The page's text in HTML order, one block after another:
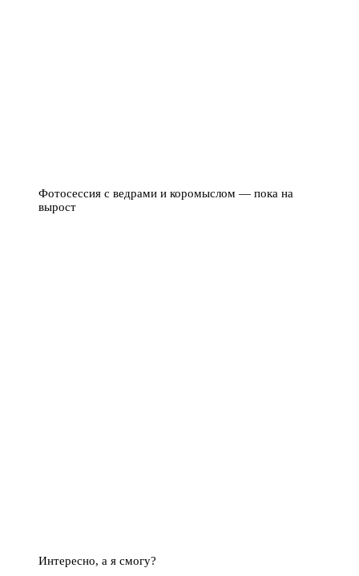
Фотосессия с ведрами и коромыслом — пока на
вырост
Интересно, а я смогу?